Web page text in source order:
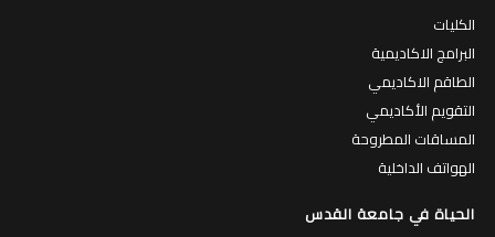
الكليات
البرامج الاكاديمية
الطاقم الاكاديمي
التقويم الأكاديمي
المساقات المطروحة
الهواتف الداخلية
الحياة في جامعة القدس